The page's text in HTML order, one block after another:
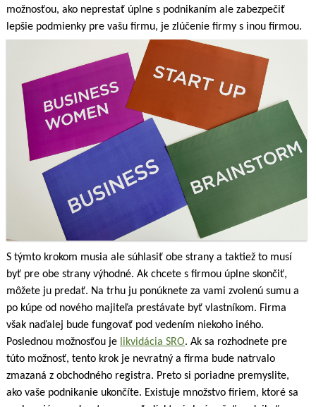
možnosťou, ako neprestať úplne s podnikaním ale zabezpečiť
lepšie podmienky pre vašu firmu, je zlúčenie firmy s inou firmou.
S týmto krokom musia ale súhlasiť obe strany a taktiež to musí
byť pre obe strany výhodné. Ak chcete s firmou úplne skončiť,
môžete ju predať. Na trhu ju ponúknete za vami zvolenú sumu a
po kúpe od nového majiteľa prestávate byť vlastníkom. Firma
však naďalej bude fungovať pod vedením niekoho iného.
Poslednou možnosťou je likvidácia SRO. Ak sa rozhodnete pre
túto možnosť, tento krok je nevratný a firma bude natrvalo
zmazaná z obchodného registra. Preto si poriadne premyslite,
ako vaše podnikanie ukončíte. Existuje množstvo firiem, ktoré sa